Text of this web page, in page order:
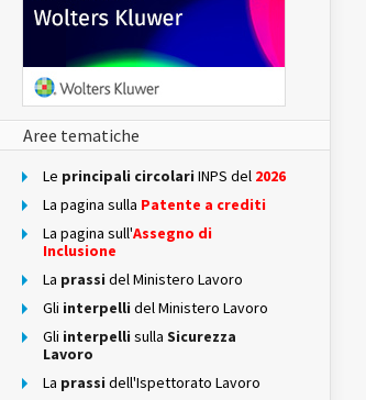
Aree tematiche
Le principali circolari INPS del 2026
La pagina sulla Patente a crediti
La pagina sull'Assegno di
Inclusione
La prassi del Ministero Lavoro
Gli interpelli del Ministero Lavoro
Gli interpelli sulla Sicurezza
Lavoro
La prassi dell'Ispettorato Lavoro